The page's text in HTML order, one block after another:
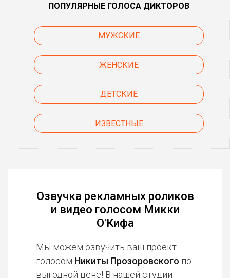
ПОПУЛЯРНЫЕ ГОЛОСА ДИКТОРОВ
МУЖСКИЕ
ЖЕНСКИЕ
ДЕТСКИЕ
ИЗВЕСТНЫЕ
Озвучка рекламных роликов
и видео голосом Микки
О'Кифа
Мы можем озвучить ваш проект
голосом Никиты Прозоровского по
выгодной цене! В нашей студии